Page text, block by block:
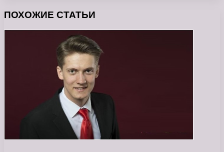
ПОХОЖИЕ СТАТЬИ